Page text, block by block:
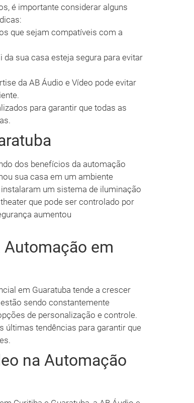
é importante considerar alguns
que sejam compatíveis com a
da sua casa esteja segura para evitar
da AB Áudio e Vídeo pode evitar
para garantir que todas as
dos benefícios da automação
sua casa em um ambiente
um sistema de iluminação
que pode ser controlado por
aumentou
em
em Guaratuba tende a crescer
sendo constantemente
de personalização e controle.
últimas tendências para garantir que
na Automação